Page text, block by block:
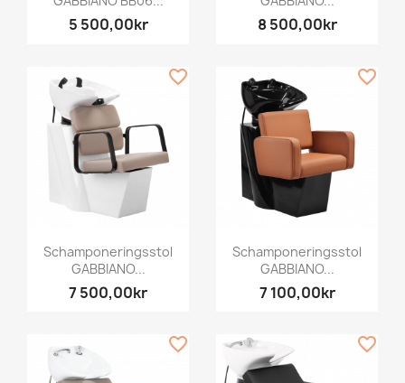
5 500,00kr 8 500,00kr
Schamponeringsstol
GABBIANO...
7 500,00kr
favorite_border
Schamponeringsstol
GABBIANO...
7 100,00kr
favorite_border
favorite_border favorite_border